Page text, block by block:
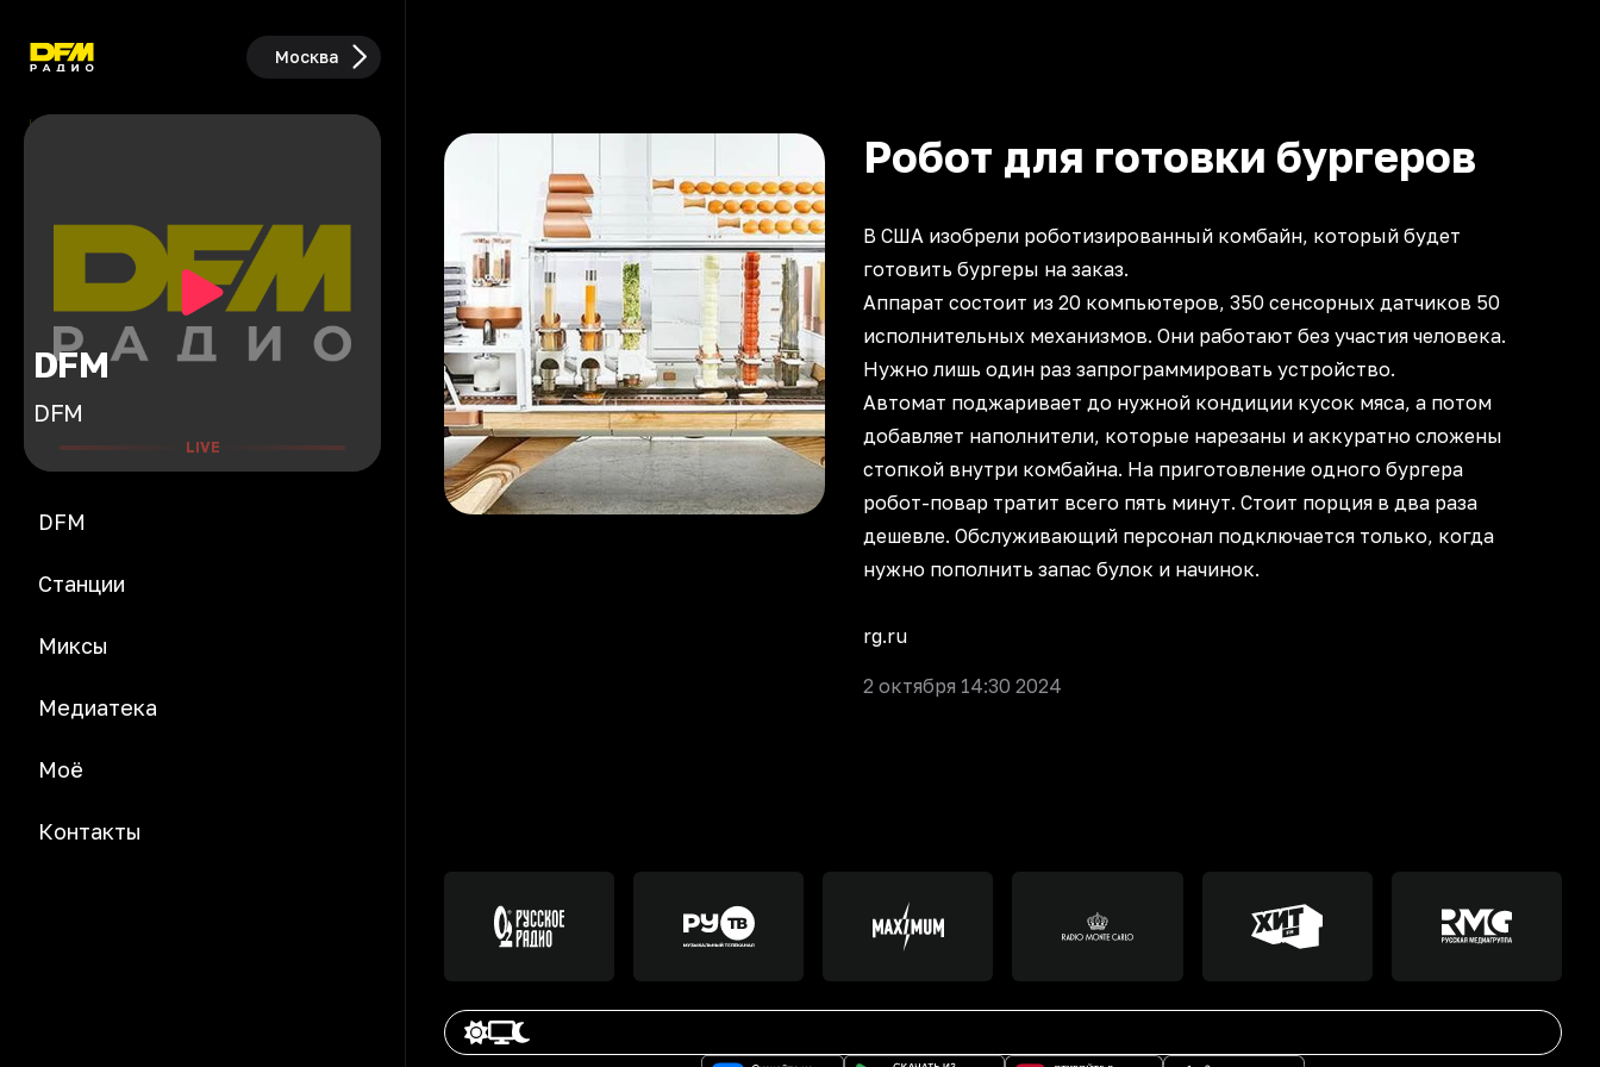
Москва
DFM
DFM
LIVE
DFM
Станции
Миксы
Медиатека
Моё
Контакты
Робот для готовки бургеров
В США изобрели роботизированный комбайн, который будет
готовить бургеры на заказ.
Аппарат состоит из 20 компьютеров, 350 сенсорных датчиков 50
исполнительных механизмов. Они работают без участия человека.
Нужно лишь один раз запрограммировать устройство.
Автомат поджаривает до нужной кондиции кусок мяса, а потом
добавляет наполнители, которые нарезаны и аккуратно сложены
стопкой внутри комбайна. На приготовление одного бургера
робот-повар тратит всего пять минут. Стоит порция в два раза
дешевле. Обслуживающий персонал подключается только, когда
нужно пополнить запас булок и начинок.
rg.ru
2 октября 14:30 2024